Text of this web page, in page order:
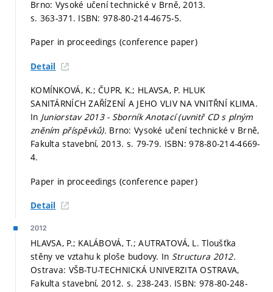
Brno: Vysoké učení technické v Brně, 2013.
s. 363-371. ISBN: 978-80-214-4675-5.
Paper in proceedings (conference paper)
Detail
KOMÍNKOVÁ, K.; ČUPR, K.; HLAVSA, P. HLUK
SANITÁRNÍCH ZAŘÍZENÍ A JEHO VLIV NA VNITŘNÍ KLIMA.
In Juniorstav 2013 - Sborník Anotací (uvnitř CD s plným
zněním příspěvků). Brno: Vysoké učení technické v Brně,
Fakulta stavební, 2013. s. 79-79. ISBN: 978-80-214-4669-
4.
Paper in proceedings (conference paper)
Detail
2012
HLAVSA, P.; KALÁBOVÁ, T.; AUTRATOVÁ, L. Tloušťka
stěny ve vztahu k ploše budovy. In Structura 2012.
Ostrava: VŠB-TU-TECHNICKÁ UNIVERZITA OSTRAVA,
Fakulta stavební, 2012. s. 238-243. ISBN: 978-80-248-